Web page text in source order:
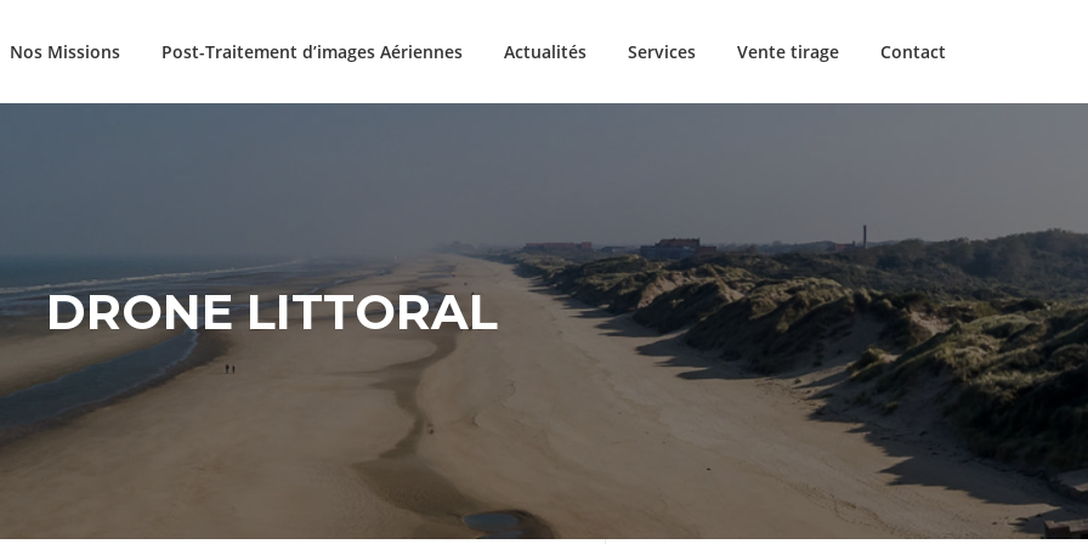
Nos Missions Post-Traitement d’images Aériennes Actualités Services Vente tirage Contact
DRONE LITTORAL